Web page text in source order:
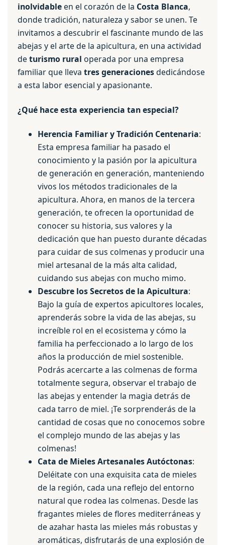
inolvidableen el corazón de la Costa Blanca,
donde tradición, naturaleza y sabor se unen. Te
invitamos a descubrir el fascinante mundo de las
abejas y el arte de la apicultura, en una actividad
de turismo rural operada por una empresa
familiar que lleva tres generacionesdedicándose
a esta labor esencial y apasionante.
¿Qué hace esta experiencia tan especial?
Herencia Familiar y Tradición Centenaria:
Esta empresa familiar ha pasado el
conocimiento y la pasión por la apicultura
de generación en generación, manteniendo
vivos los métodos tradicionales de la
apicultura. Ahora, en manos de la tercera
generación, te ofrecen la oportunidad de
conocer su historia, sus valores y la
dedicación que han puesto durante décadas
para cuidar de sus colmenas y producir una
miel artesanal de la más alta calidad,
cuidando sus abejas con mucho mimo.
Descubre los Secretos de la Apicultura:
Bajo la guía de expertos apicultores locales,
aprenderás sobre la vida de las abejas, su
increíble rol en el ecosistema y cómo la
familia ha perfeccionado a lo largo de los
años la producción de miel sostenible.
Podrás acercarte a las colmenas de forma
totalmente segura, observar el trabajo de
las abejas y entender la magia detrás de
cada tarro de miel. ¡Te sorprenderás de la
cantidad de cosas que no conocemos sobre
el complejo mundo de las abejas y las
colmenas!
Cata de Mieles Artesanales Autóctonas:
Deléitate con una exquisita cata de mieles
de la región, cada una reflejo del entorno
natural que rodea las colmenas. Desde las
fragantes mieles de flores mediterráneas y
de azahar hasta las mieles más robustas y
aromáticas, disfrutarás de una explosión de